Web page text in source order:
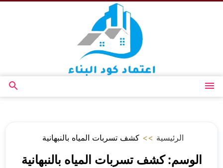
القائمة
بحث
الرئيسية >> كشف تسربات المياه بالنبهانية
الوسم:كشف تسربات المياه بالنبهانية